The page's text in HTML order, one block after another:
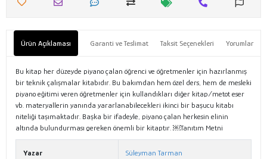
Ürün Açıklaması Garanti ve Teslimat Taksit Seçenekleri Yorumlar
Bu kitap her düzeyde piyano çalan öğrenci ve öğretmenler için hazırlanmış
bir teknik çalışmalar kitabıdır. Bu bakımdan hem özel ders, hem de mesleki
piyano eğitimi veren öğretmenler için kullandıkları diğer kitap/metot eser
vb. materyallerin yanında yararlanabilecekleri ikinci bir başucu kitabı
niteliği taşımaktadır. Başka bir ifadeyle, piyano çalan herkesin elinin
altında bulundurması gereken önemli bir kitaptır. ￼Tanıtım Metni
Yazar Süleyman Tarman